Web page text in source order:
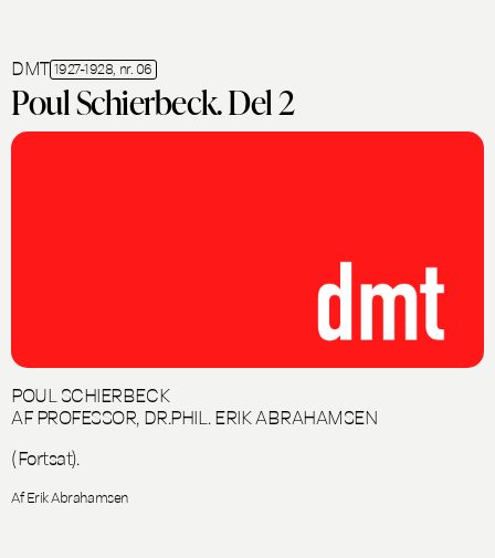
DMT 1927-1928, nr. 06
Poul Schierbeck. Del 2
POUL SCHIERBECK
AF PROFESSOR, DR.PHIL. ERIK ABRAHAMSEN
(Fortsat).
Af Erik Abrahamsen